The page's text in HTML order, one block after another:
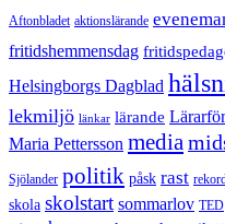
Aftonbladet aktionslärande
fritidshemmensdag
Helsingborgs Dagblad
lekmiljö länkar lärande
Maria Pettersson media
Sjölander politik påsk rast
skola skolstart sommarlov TED